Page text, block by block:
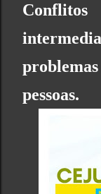
pessoas.